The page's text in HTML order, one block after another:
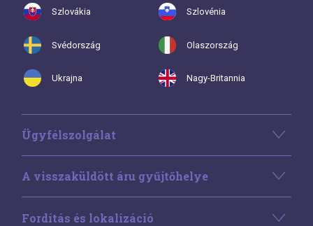
Szlovákia Szlovénia
Svédország Olaszország
Ukrajna Nagy-Britannia
Ügyfélszolgálat
A visszaküldött áru gyűjtőhelye
Fordítás és lokalizáció